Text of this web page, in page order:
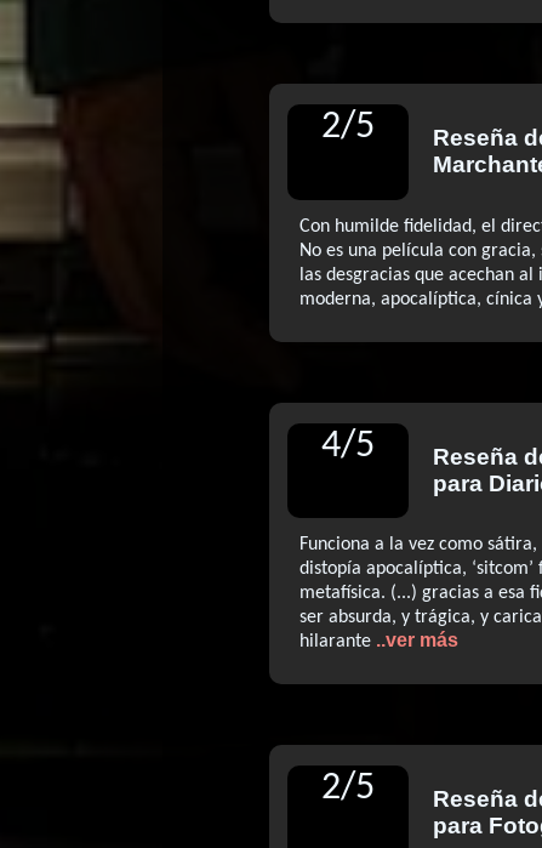
2/5 Reseña
Con humilde fidelidad, el
No es una película con
las desgracias que acechan
moderna, apocalíptica, cínica
4/5 Reseña
para
Funciona a la vez como
distopía apocalíptica,
metafísica. (...) gracias a esa
ser absurda, y trágica, y
hilarante ..ver más
2/5 Reseña
para